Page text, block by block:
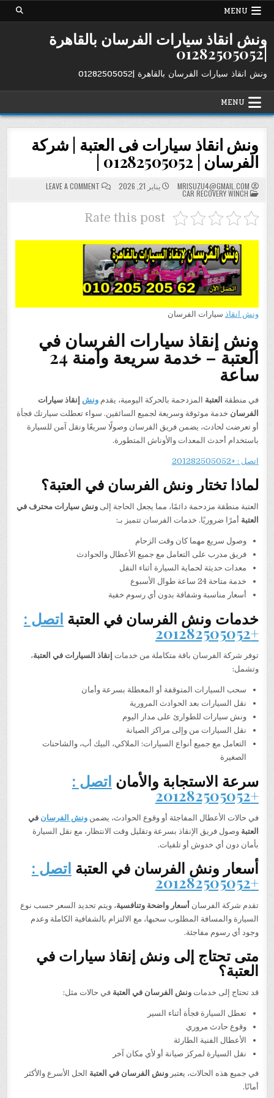
Skip
MENU
ونش انقاذ سيارات الفرسان بالقاهرة
|01282505052
ونش انقاذ سيارات الفرسان بالقاهرة |01282505052
MENU
ونش انقاذ سيارات فى العتبة | شركة
الفرسان | 01282505052 |
MRISUZU4@GMAIL.COM يناير 21, 2026 LEAVE A COMMENT
ON
ونش
انقاذ
POSTED
IN
CAR RECOVERY WINCH
Rate this post
ونش انقاذ سيارات الفرسان
ونش إنقاذ سيارات الفرسان في
العتبة – خدمة سريعة وآمنة 24
ساعة
في منطقة العتبة المزدحمة بالحركة اليومية، يقدمونش إنقاذ سيارات
الفرسان خدمة موثوقة وسريعة لجميع السائقين. سواء تعطلت سيارتك فجأة
أو تعرضت لحادث، يضمن فريق الفرسان وصولًا سريعًا ونقل آمن للسيارة
باستخدام أحدث المعدات والأوناش المتطورة.
اتصل : +201282505052
لماذا تختار ونش الفرسان في العتبة؟
العتبة منطقة مزدحمة دائمًا، مما يجعل الحاجة إلىونش سيارات محترف في
العتبة أمرًا ضروريًا. خدمات الفرسان تتميز بـ:
وصول سريع مهما كان وقت الزحام
فريق مدرب على التعامل مع جميع الأعطال والحوادث
معدات حديثة لحماية السيارة أثناء النقل
خدمة متاحة 24 ساعة طوال الأسبوع
أسعار مناسبة وشفافة بدون أي رسوم خفية
خدمات ونش الفرسان في العتبة اتصل :
+201282505052
توفر شركة الفرسان باقة متكاملة من خدمات إنقاذ السيارات في العتبة،
وتشمل:
سحب السيارات المتوقفة أو المعطلة بسرعة وأمان
نقل السيارات بعد الحوادث المرورية
ونش سيارات للطوارئ على مدار اليوم
نقل السيارات من وإلى مراكز الصيانة
التعامل مع جميع أنواع السيارات: الملاكي، البيك أب، والشاحنات
الصغيرة
سرعة الاستجابة والأمان اتصل :
+201282505052
في حالات الأعطال المفاجئة أو وقوع الحوادث، يضمنونش الفرسان في
العتبة وصول فريق الإنقاذ بسرعة وتقليل وقت الانتظار، مع نقل السيارة
بأمان دون أي خدوش أو تلفيات.
أسعار ونش الفرسان في العتبة اتصل :
+201282505052
تقدم شركة الفرسانأسعار واضحة وتنافسية، ويتم تحديد السعر حسب نوع
السيارة والمسافة المطلوب سحبها، مع الالتزام بالشفافية الكاملة وعدم
وجود أي رسوم مفاجئة.
متى تحتاج إلى ونش إنقاذ سيارات في
العتبة؟
قد تحتاج إلى خدماتونش الفرسان في العتبة في حالات مثل:
تعطل السيارة فجأة أثناء السير
وقوع حادث مروري
الأعطال الفنية الطارئة
نقل السيارة لمركز صيانة أو لأي مكان آخر
في جميع هذه الحالات، يعتبرونش الفرسان في العتبة الحل الأسرع والأكثر
أمانًا.